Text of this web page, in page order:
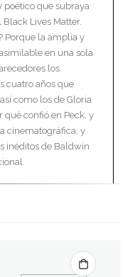
que subraya
Lives Matter.
Porque la amplia y
en una sola
los
cuatro años que
como los de Gloria
confió en Peck, y
cinematográfica; y
inéditos de Baldwin